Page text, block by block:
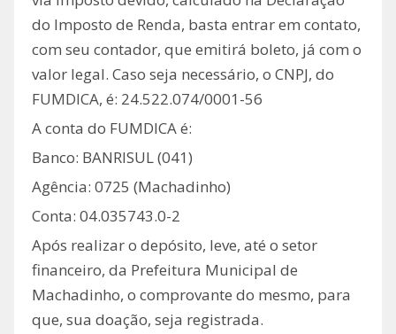
do Imposto de Renda, basta entrar em contato,
com seu contador, que emitirá boleto, já com o
valor legal. Caso seja necessário, o CNPJ, do
FUMDICA, é: 24.522.074/0001-56
A conta do FUMDICA é:
Banco: BANRISUL (041)
Agência: 0725 (Machadinho)
Conta: 04.035743.0-2
Após realizar o depósito, leve, até o setor
financeiro, da Prefeitura Municipal de
Machadinho, o comprovante do mesmo, para
que, sua doação, seja registrada.